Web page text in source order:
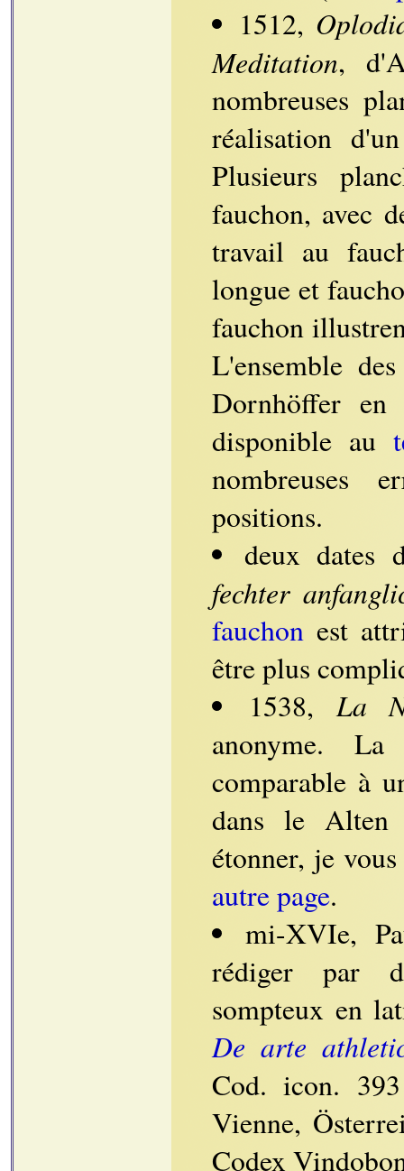
1512,
Meditation,
nombreuses
réalisation
Plusieurs
fauchon, avec
travail au
longue et
fauchon
L'ensemble
Dornhöffer
disponible au
nombreuses
positions.
deux dates
fechter
fauchon est
être plus
1538,La
anonyme.
comparable à
dans le Alten
étonner, je
autre page.
mi-XVIe,
rédiger par
sompteux en
De arte
Cod. icon.
Vienne,
Codex